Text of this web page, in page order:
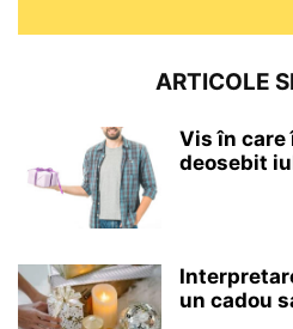
ARTICOLE
Vis în care
deosebit
un cadou